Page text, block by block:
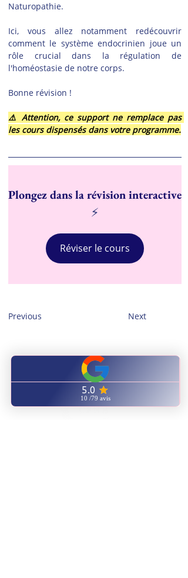
Naturopathie.
Ici, vous allez notamment redécouvrir
comment le système endocrinien joue un
rôle crucial dans la régulation de
l'homéostasie de notre corps.
Bonne révision !
⚠️ Attention, ce support ne remplace pas
les cours dispensés dans votre programme.
Plongez dans la révision interactive
⚡
Réviser le cours
Previous Next